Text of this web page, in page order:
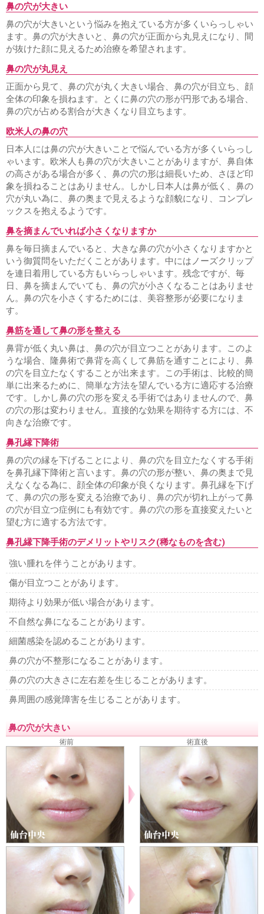
鼻の穴が大きい
鼻の穴が大きいという悩みを抱えている方が多くいらっしゃい
ます。鼻の穴が大きいと、鼻の穴が正面から丸見えになり、間
が抜けた顔に見えるため治療を希望されます。
鼻の穴が丸見え
正面から見て、鼻の穴が丸く大きい場合、鼻の穴が目立ち、顔
全体の印象を損ねます。とくに鼻の穴の形が円形である場合、
鼻の穴が占める割合が大きくなり目立ちます。
欧米人の鼻の穴
日本人には鼻の穴が大きいことで悩んでいる方が多くいらっし
ゃいます。欧米人も鼻の穴が大きいことがありますが、鼻自体
の高さがある場合が多く、鼻の穴の形は細長いため、さほど印
象を損ねることはありません。しかし日本人は鼻が低く、鼻の
穴が丸い為に、鼻の奥まで見えるような顔貌になり、コンプレ
ックスを抱えるようです。
鼻を摘まんでいれば小さくなりますか
鼻を毎日摘まんでいると、大きな鼻の穴が小さくなりますかと
いう御質問をいただくことがあります。中にはノーズクリップ
を連日着用している方もいらっしゃいます。残念ですが、毎
日、鼻を摘まんでいても、鼻の穴が小さくなることはありませ
ん。鼻の穴を小さくするためには、美容整形が必要になりま
す。
鼻筋を通して鼻の形を整える
鼻背が低く丸い鼻は、鼻の穴が目立つことがあります。このよ
うな場合、隆鼻術で鼻背を高くして鼻筋を通すことにより、鼻
の穴を目立たなくすることが出来ます。この手術は、比較的簡
単に出来るために、簡単な方法を望んでいる方に適応する治療
です。しかし鼻の穴の形を変える手術ではありませんので、鼻
の穴の形は変わりません。直接的な効果を期待する方には、不
向きな治療です。
鼻孔縁下降術
鼻の穴の縁を下げることにより、鼻の穴を目立たなくする手術
を鼻孔縁下降術と言います。鼻の穴の形が整い、鼻の奥まで見
えなくなる為に、顔全体の印象が良くなります。鼻孔縁を下げ
て、鼻の穴の形を変える治療であり、鼻の穴が切れ上がって鼻
の穴が目立つ症例にも有効です。鼻の穴の形を直接変えたいと
望む方に適する方法です。
鼻孔縁下降手術のデメリットやリスク(稀なものを含む)
強い腫れを伴うことがあります。
傷が目立つことがあります。
期待より効果が低い場合があります。
不自然な鼻になることがあります。
細菌感染を認めることがあります。
鼻の穴が不整形になることがあります。
鼻の穴の大きさに左右差を生じることがあります。
鼻周囲の感覚障害を生じることがあります。
鼻の穴が大きい
術前 術直後